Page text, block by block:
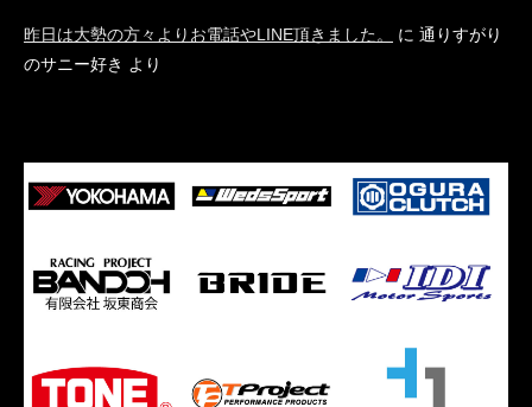
昨日は大勢の方々よりお電話やLINE頂きました。 に 通りすがり
のサニー好き より